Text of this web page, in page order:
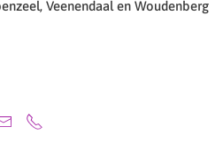
Veenendaal en Woudenberg